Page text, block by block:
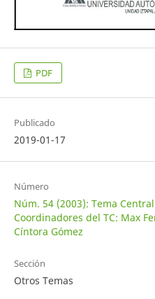
PDF
Publicado
2019-01-17
Número
Núm. 54 (2003): Tema
Coordinadores del TC: Max
Cíntora Gómez
Sección
Otros Temas